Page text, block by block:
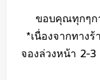
ขอบคุณทุกๆก
*เนื่องจากทาง
จองล่วงหน้า 2-